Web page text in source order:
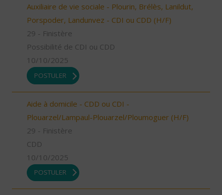
Auxiliaire de vie sociale - Plourin, Brélès, Lanildut,
Porspoder, Landunvez - CDI ou CDD (H/F)
29 - Finistère
Possibilité de CDI ou CDD
10/10/2025
POSTULER
Aide à domicile - CDD ou CDI -
Plouarzel/Lampaul-Plouarzel/Ploumoguer (H/F)
29 - Finistère
CDD
10/10/2025
POSTULER